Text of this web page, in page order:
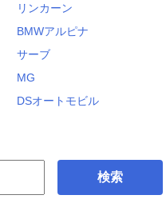
リンカーン
BMWアルピナ
サーブ
MG
DSオートモビル
検索